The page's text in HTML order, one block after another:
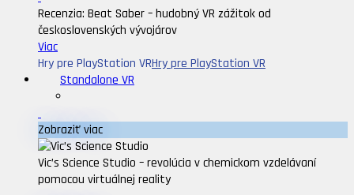
Recenzia: Beat Saber – hudobný VR zážitok od
československých vývojárov
Viac
Hry pre PlayStation VRHry pre PlayStation VR
Standalone VR
Zobraziť viac
Vic’s Science Studio – revolúcia v chemickom vzdelávaní
pomocou virtuálnej reality